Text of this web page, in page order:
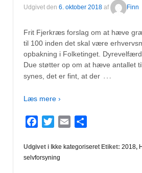
Udgivet den 6. oktober 2018 af Finn
Frit Fjerkræs forslag om at hæve
til 100 inden det skal være
opbakning i Folketinget.
Due støtter op om at hæve antallet
synes, det er fint, at der …
Læs mere ›
Facebook
TwitterEmail
Udgivet i Ikke kategoriseretEtiket: 2018,
selvforsyning